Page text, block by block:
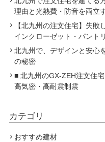
理由と光熱費・防音を両立
【北九州の注文住宅】失敗
インクローゼット・パント
北九州で、デザインと安心
の秘密
■ 北九州のGX-ZEH注文住
高気密・高耐震制震
カテゴリ
おすすめ建材